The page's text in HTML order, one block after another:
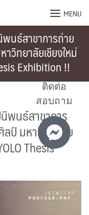
MENU
นธ์สาขาการถ่าย
วิทยาลัยเชียงใหม่
Exhibition !!
พนธ์สาขาการ
ป์ มหาวิทยาลัย
Thesis
ติดต่อ
สอบถาม